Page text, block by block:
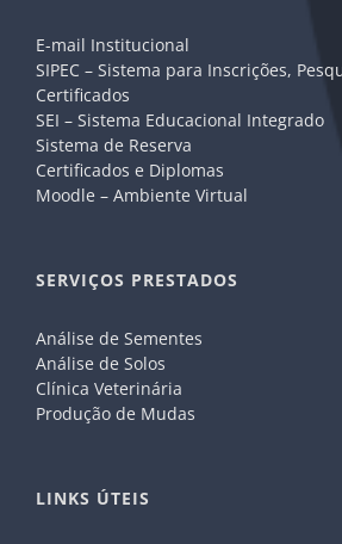
E-mail Institucional
SIPEC – Sistema para Inscrições,
Certificados
SEI – Sistema Educacional Integrado
Sistema de Reserva
Certificados e Diplomas
Moodle – Ambiente Virtual
SERVIÇOS PRESTADOS
Análise de Sementes
Análise de Solos
Clínica Veterinária
Produção de Mudas
LINKS ÚTEIS